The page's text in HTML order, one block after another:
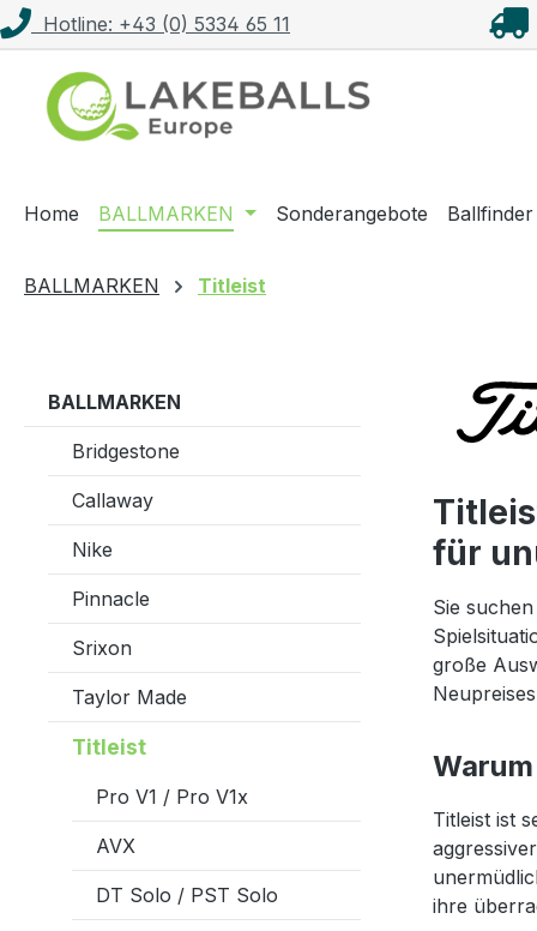
Hauptinhalt springen
Zur Suche springen
Zur Hauptnavigation springen
Hotline: +43 (0) 5334 65 11
Home BALLMARKEN Sonderangebote Ballfinder
BALLMARKEN Titleist
BALLMARKEN
Bridgestone
Callaway
Nike
Pinnacle
Srixon
Taylor Made
Titleist
Pro V1 / Pro V1x
AVX
DT Solo / PST Solo
für
Sie
große
Titleist ist
ihre